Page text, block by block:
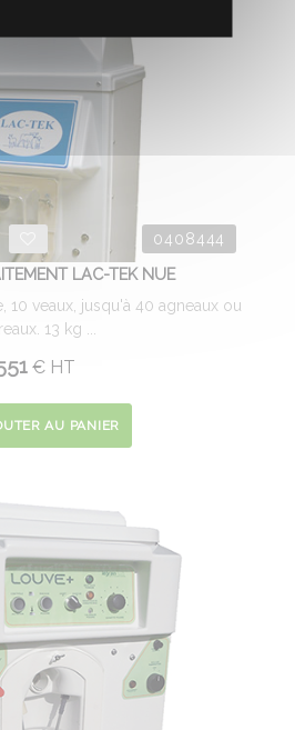
0408444
LAC-TEK NUE
10 veaux, jusqu'à 40 agneaux ou
13 kg ...
€HT
AU PANIER